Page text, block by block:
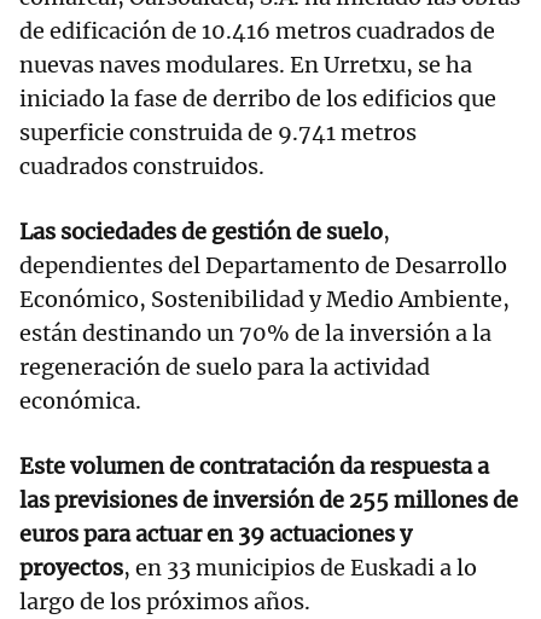
de edificación de 10.416 metros cuadrados de
nuevas naves modulares. En Urretxu, se ha
iniciado la fase de derribo de los edificios que
superficie construida de 9.741 metros
cuadrados construidos.
Las sociedades de gestión de suelo,
dependientes del Departamento de Desarrollo
Económico, Sostenibilidad y Medio Ambiente,
están destinando un 70% de la inversión a la
regeneración de suelo para la actividad
económica.
Este volumen de contratación da respuesta a
las previsiones de inversión de 255 millones de
euros para actuar en 39 actuaciones y
proyectos, en 33 municipios de Euskadi a lo
largo de los próximos años.